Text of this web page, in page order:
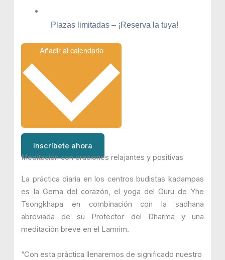
Plazas limitadas – ¡Reserva la tuya!
Añadir al calendario
Inscríbete ahora
Meditación con oraciones relajantes y positivas
La práctica diaria en los centros budistas kadampas
es la Gema del corazón, el yoga del Guru de Yhe
Tsongkhapa en combinación con la sadhana
abreviada de su Protector del Dharma y una
meditación breve en el Lamrim.
“Con esta práctica llenaremos de significado nuestro